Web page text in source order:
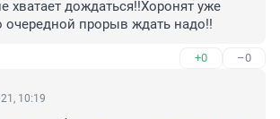
хватает дождаться!!Хоронят уже
прорыв ждать надо!!
+0 –0
10:19